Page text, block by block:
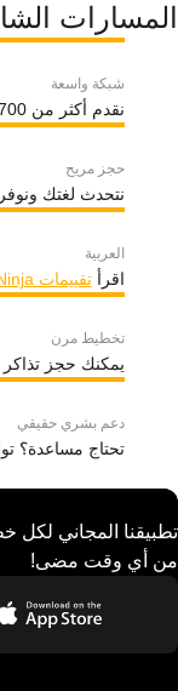
المسارات
شبكة واسعة
نقدم أكثر من 700 مسار حول العالم.
حجز مريح
نتحدث لغتك ونوفر أكثر
العربية
اقرأتقييمات Rail Ninja
تخطيط مرن
يمكنك حجز تذاكر
دعم بشري حقيقي
تحتاج مساعدة؟
تطبيقنا المجاني
من أي وقت مضى!